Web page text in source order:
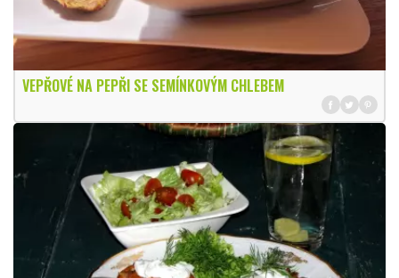
VEPŘOVÉ NA PEPŘI SE SEMÍNKOVÝM CHLEBEM